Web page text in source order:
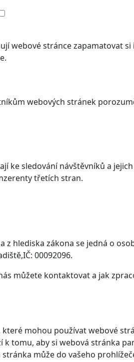
webové stránce zapamatovat
webových stránek
ke sledování návštěvníků a
třetích stran.
z hlediska zákona se jedná o
00092096.
můžete kontaktovat a jak
mohou používat webové
tomu, aby si webová stránka
může do vašeho